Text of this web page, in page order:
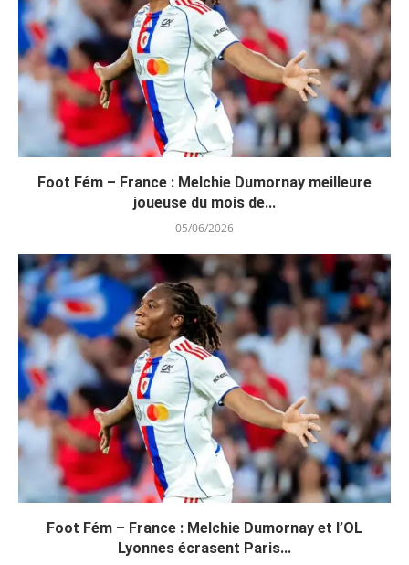
Foot Fém – France : Melchie Dumornay meilleure
joueuse du mois de...
05/06/2026
Foot Fém – France : Melchie Dumornay et l’OL
Lyonnes écrasent Paris...